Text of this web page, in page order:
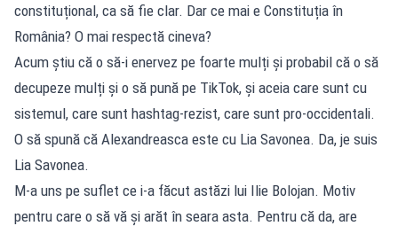
constituțional, ca să fie clar. Dar ce mai e Constituția în
România? O mai respectă cineva?
Acum știu că o să-i enervez pe foarte mulți și probabil că o să
decupeze mulți și o să pună pe TikTok, și aceia care sunt cu
sistemul, care sunt hashtag-rezist, care sunt pro-occidentali.
O să spună că Alexandreasca este cu Lia Savonea. Da, je suis
Lia Savonea.
M-a uns pe suflet ce i-a făcut astăzi lui Ilie Bolojan. Motiv
pentru care o să vă și arăt în seara asta. Pentru că da, are